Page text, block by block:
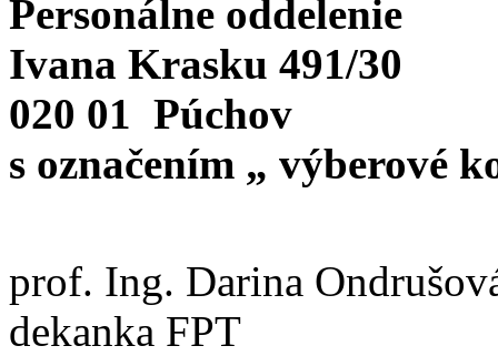
Personálne oddelenie
Ivana Krasku 491/30
020 01 Púchov
s označením „ výberové
prof. Ing. Darina
dekanka FPT